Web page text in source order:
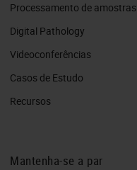
Processamento de amostras
Digital Pathology
Videoconferências
Casos de Estudo
Recursos
Mantenha-se a par